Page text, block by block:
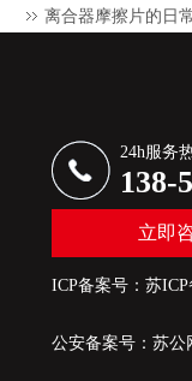
离合器摩擦片的日
24h服务
138-
立即
ICP备案号： 苏ICP
公安备案号： 苏公